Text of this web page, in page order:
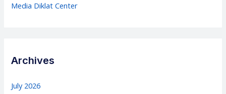
Media Diklat Center
Archives
July 2026